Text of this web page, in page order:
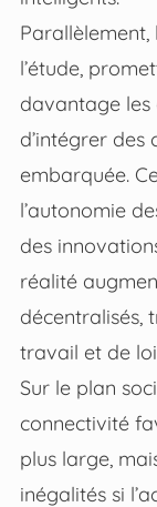
l’étude,
davantage les
d’intégrer des
embarquée.
l’autonomie
des
réalité
décentralisés,
travail et de
Sur le plan
connectivité
plus large,
inégalités si